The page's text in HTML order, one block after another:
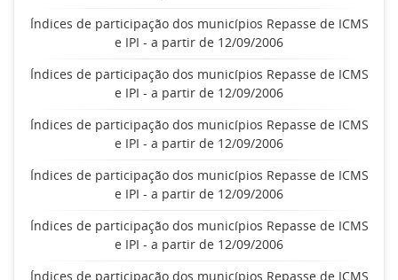
Índices de participação dos municípios Repasse de ICMS
e IPI - a partir de 12/09/2006
Índices de participação dos municípios Repasse de ICMS
e IPI - a partir de 12/09/2006
Índices de participação dos municípios Repasse de ICMS
e IPI - a partir de 12/09/2006
Índices de participação dos municípios Repasse de ICMS
e IPI - a partir de 12/09/2006
Índices de participação dos municípios Repasse de ICMS
e IPI - a partir de 12/09/2006
Índices de participação dos municípios Repasse de ICMS